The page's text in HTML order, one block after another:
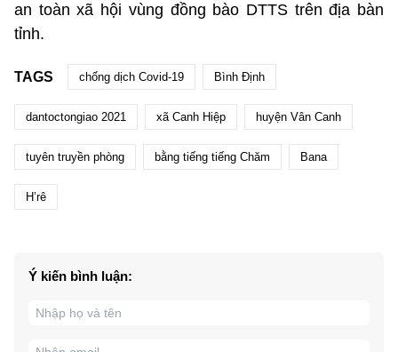
an toàn xã hội vùng đồng bào DTTS trên địa bàn
tỉnh.
TAGS chống dịch Covid-19 Bình Định
dantoctongiao 2021 xã Canh Hiệp huyện Vân Canh
tuyên truyền phòng bằng tiếng tiếng Chăm Bana
H’rê
Ý kiến bình luận: